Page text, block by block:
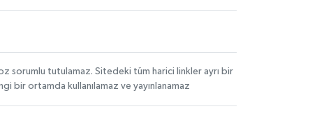
sorumlu tutulamaz. Sitedeki tüm harici linkler ayrı bir
bir ortamda kullanılamaz ve yayınlanamaz